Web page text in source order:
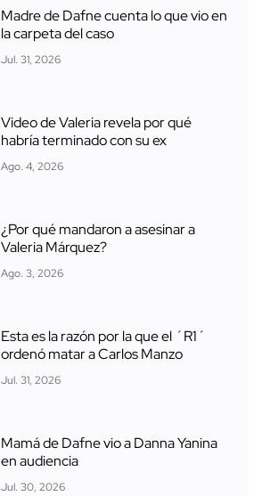
Madre de Dafne cuenta lo que vio en
la carpeta del caso
Jul. 31, 2026
Video de Valeria revela por qué
habría terminado con su ex
Ago. 4, 2026
¿Por qué mandaron a asesinar a
Valeria Márquez?
Ago. 3, 2026
Esta es la razón por la que el ´R1´
ordenó matar a Carlos Manzo
Jul. 31, 2026
Mamá de Dafne vio a Danna Yanina
en audiencia
Jul. 30, 2026